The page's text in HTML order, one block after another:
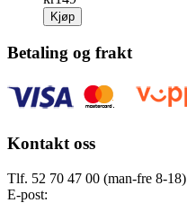
Kjøp
Betaling og frakt
Kontakt oss
Tlf. 52 70 47 00 (man-fre 8-18)
E-post: